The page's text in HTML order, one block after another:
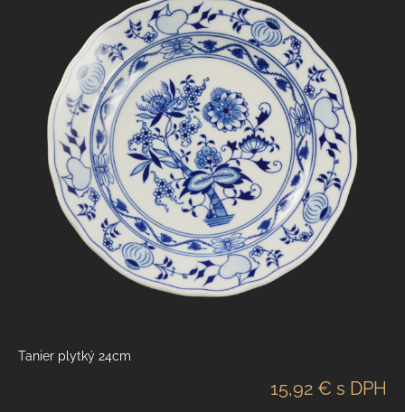
Tanier plytký 24cm
15,92 € s DPH